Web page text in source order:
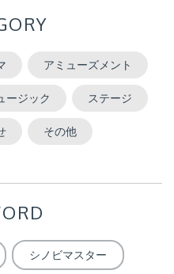
アミューズメント
ージック ステージ
その他
シノビマスター